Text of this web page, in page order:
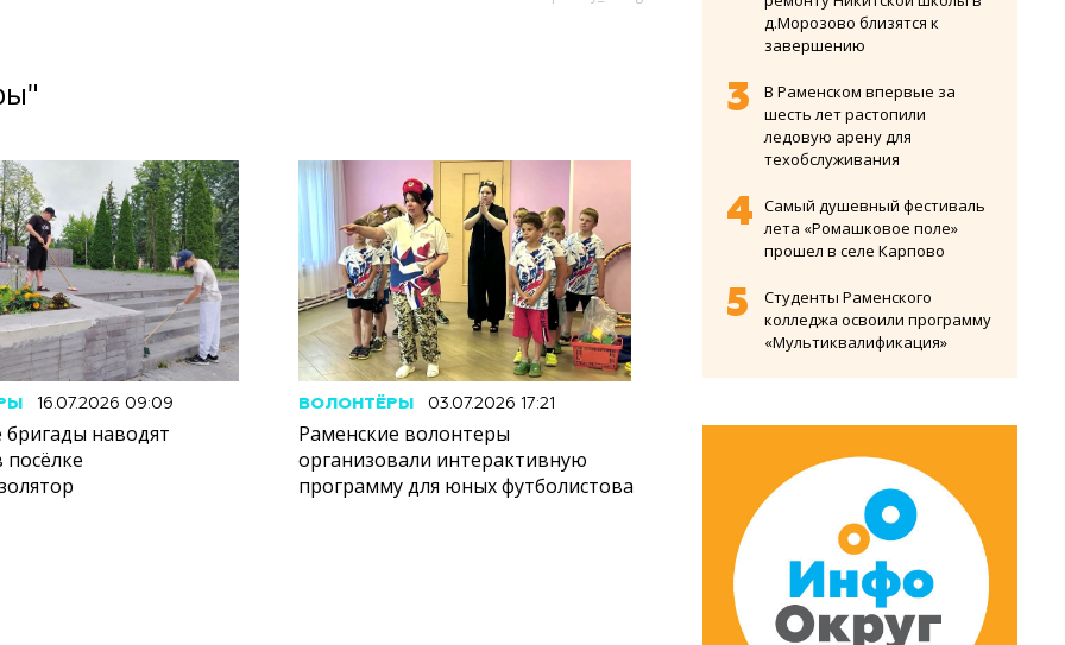
16.07.2026 09:09
наводят
ВОЛОНТЁРЫ 03.07.2026 17:21
Раменские волонтеры
организовали интерактивную
программу для юных футболистова
д.Морозово близятся к
завершению
В Раменском впервые за
шесть лет растопили
ледовую арену для
техобслуживания
Самый душевный фестиваль
лета «Ромашковое поле»
прошел в селе Карпово
Студенты Раменского
колледжа освоили программу
«Мультиквалификация»